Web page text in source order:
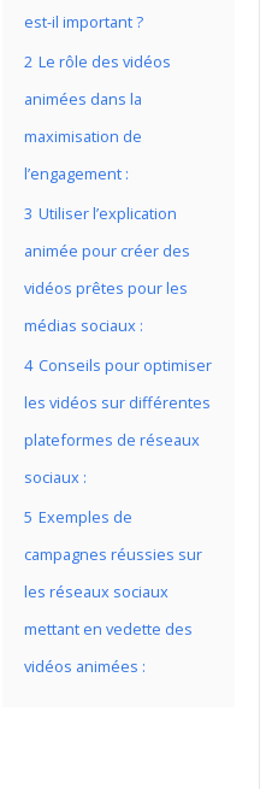
est-il important ?
2 Le rôle des vidéos
animées dans la
maximisation de
l’engagement :
3 Utiliser l’explication
animée pour créer des
vidéos prêtes pour les
médias sociaux :
4 Conseils pour optimiser
les vidéos sur différentes
plateformes de réseaux
sociaux :
5 Exemples de
campagnes réussies sur
les réseaux sociaux
mettant en vedette des
vidéos animées :